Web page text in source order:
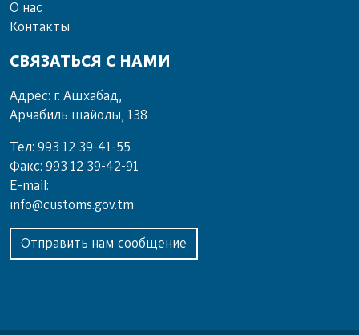
О нас
Контакты
СВЯЗАТЬСЯ С НАМИ
Адрес: г. Ашхабад,
Арчабиль шайолы, 138
Тел: 993 12 39-41-55
Факс: 993 12 39-42-91
E-mail:
info@customs.gov.tm
Отправить нам сообщение